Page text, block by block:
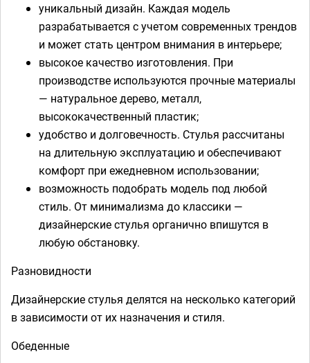
уникальный дизайн. Каждая модель
разрабатывается с учетом современных трендов
и может стать центром внимания в интерьере;
высокое качество изготовления. При
производстве используются прочные материалы
— натуральное дерево, металл,
высококачественный пластик;
удобство и долговечность. Стулья рассчитаны
на длительную эксплуатацию и обеспечивают
комфорт при ежедневном использовании;
возможность подобрать модель под любой
стиль. От минимализма до классики —
дизайнерские стулья органично впишутся в
любую обстановку.
Разновидности
Дизайнерские стулья делятся на несколько категорий
в зависимости от их назначения и стиля.
Обеденные